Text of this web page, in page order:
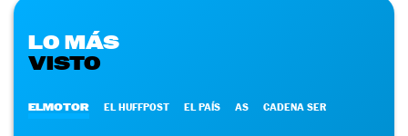
LO MÁS
VISTO
ELMOTOR EL HUFFPOST EL PAÍS AS CADENA SER